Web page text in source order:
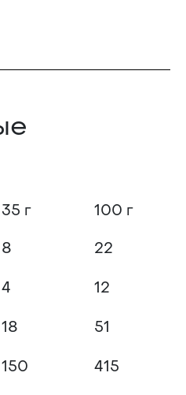
35 г
100 г
8
22
4
12
18
51
150
415